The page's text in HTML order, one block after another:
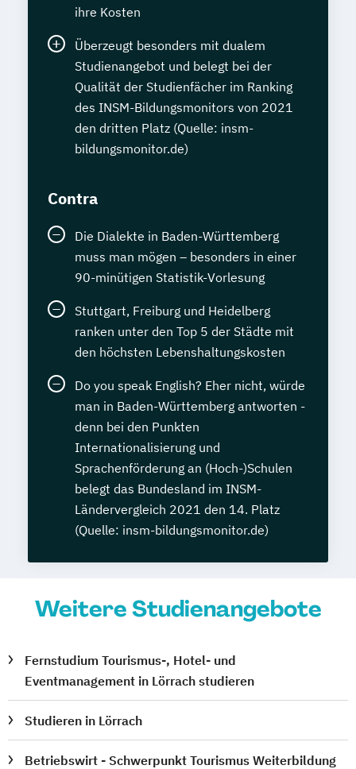
ihre Kosten
Überzeugt besonders mit dualem
Studienangebot und belegt bei der
Qualität der Studienfächer im Ranking
des INSM-Bildungsmonitors von 2021
den dritten Platz (Quelle: insm-
bildungsmonitor.de)
Contra
Die Dialekte in Baden-Württemberg
muss man mögen – besonders in einer
90-minütigen Statistik-Vorlesung
Stuttgart, Freiburg und Heidelberg
ranken unter den Top 5 der Städte mit
den höchsten Lebenshaltungskosten
Do you speak English? Eher nicht, würde
man in Baden-Württemberg antworten -
denn bei den Punkten
Internationalisierung und
Sprachenförderung an (Hoch-)Schulen
belegt das Bundesland im INSM-
Ländervergleich 2021 den 14. Platz
(Quelle: insm-bildungsmonitor.de)
Weitere Studienangebote
Fernstudium Tourismus-, Hotel- und
Eventmanagement in Lörrach studieren
Studieren in Lörrach
Betriebswirt - Schwerpunkt Tourismus Weiterbildung